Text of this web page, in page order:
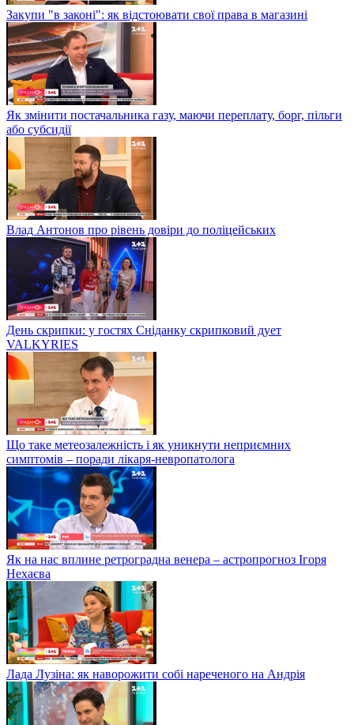
Закупи "в законі": як відстоювати свої права в магазині
Як змінити постачальника газу, маючи переплату, борг, пільги
або субсидії
Влад Антонов про рівень довіри до поліцейських
День скрипки: у гостях Сніданку скрипковий дует
VALKYRIES
Що таке метеозалежність і як уникнути неприємних
симптомів – поради лікаря-невропатолога
Як на нас вплине ретроградна венера – астропрогноз Ігоря
Нехаєва
Лада Лузіна: як наворожити собі нареченого на Андрія